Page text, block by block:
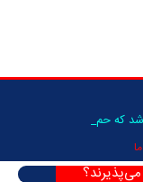
که حمله به _